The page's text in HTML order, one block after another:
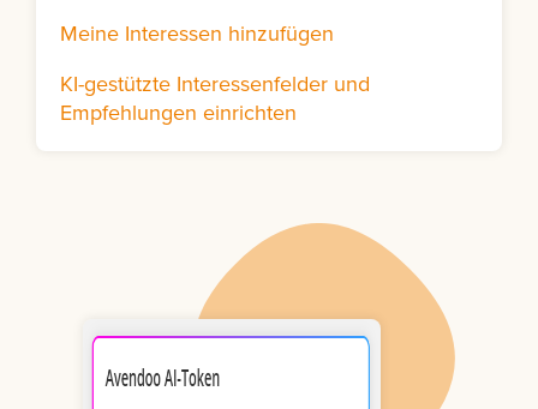
Meine Interessen hinzufügen
KI-gestützte Interessenfelder und
Empfehlungen einrichten